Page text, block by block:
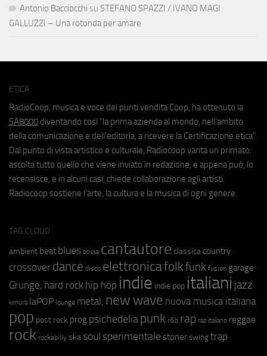
Antonio Bacciocchi su STEFANO SPAZZI / IVANO MAGI
GALLUZZI – Una rotonda per amare
ETICA
RadioCoop, musica e voce dei punti vendita Coop, ha ottenuto la
SA8000 diventando così "la prima azienda al mondo, nell'ambito
della comunicazione e dell'editoria, a ricevere la Certificazione etica".
Dal punto di vista artistico e culturale, Radiocoop vanta un primato:
ascolta tutto quello che viene inviato in redazione, e appena può, lo
recensisce, e in alcuni casi, chiede collaborazione agli artisti.
Radiocoop sostiene l'arte, la cultura e la musica di ogni genere.
TAG CLOUD
ambient beat blues bossa cantautore classica country
crossover dance disco elettronicafolkfunk fusion garage
Grunge; hard rock hip hop indie indie pop italiani jazz
kimura laPOP lounge metal; new wave nuova musica italiana
pop post rock prog psichedeliapunk r&b rap rap italiano reggae
rock rockabilly ska soul sperimentale stoner swing trap